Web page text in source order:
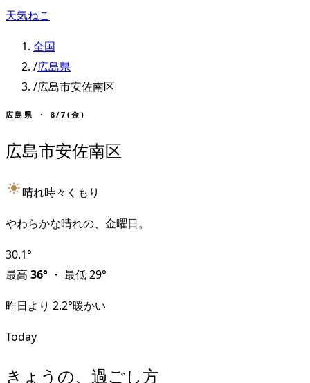
天気ねこ
全国
/広島県
/広島市安佐南区
広島県 ・ 8/7(金)
広島市安佐南区
晴れ時々くもり
やわらかな晴れの、金曜日。
30.1°
最高 36° ・ 最低29°
昨日より 2.2°暖かい
Today
きょうの、過ごし方